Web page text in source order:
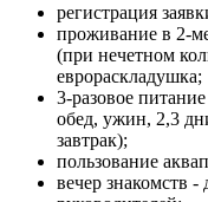
регистрация
проживание в 2-
(при нечетном
еврораскладушка;
3-разовое
обед, ужин, 2,3
завтрак);
пользование
вечер знакомств